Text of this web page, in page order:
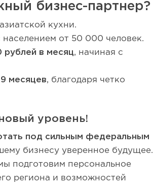
бизнес-партнер?
кухни.
населением от 50 000 человек.
рублей в месяц, начиная с
месяцев, благодаря четко
уровень!
под сильным федеральным
бизнесу уверенное будущее.
подготовим персональное
региона и возможностей